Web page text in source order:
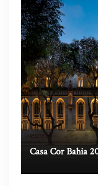
Casa Cor Bahia